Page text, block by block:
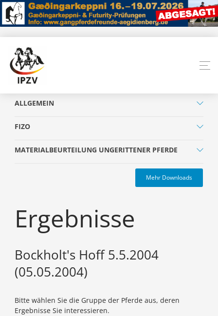
ALLGEMEIN
FIZO
MATERIALBEURTEILUNG UNGERITTENER PFERDE
Mehr Downloads
Ergebnisse
Bockholt's Hoff 5.5.2004
(05.05.2004)
Bitte wählen Sie die Gruppe der Pferde aus, deren
Ergebnisse Sie interessieren.